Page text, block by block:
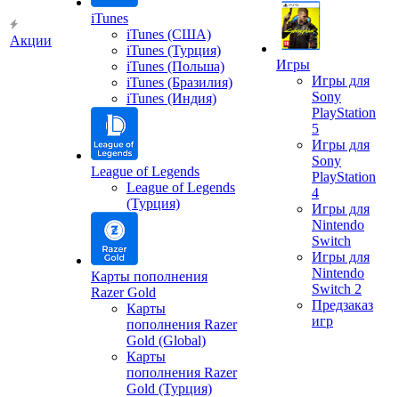
Акции
iTunes
iTunes (США)
iTunes (Турция)
iTunes (Польша)
iTunes (Бразилия)
iTunes (Индия)
League of Legends
League of Legends
(Турция)
Карты пополнения
Razer Gold
Карты
пополнения Razer
Gold (Global)
Карты
пополнения Razer
Gold (Турция)
Игры
Игры для
Sony
PlayStation
5
Игры для
Sony
PlayStation
4
Игры для
Nintendo
Switch
Игры для
Nintendo
Switch 2
Предзаказ
игр